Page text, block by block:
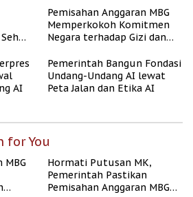
Pemisahan Anggaran MBG
Memperkokoh Komitmen
Negara terhadap Gizi dan
AI
Pemerintah Bangun Fondasi
Undang-Undang AI lewat
Peta Jalan dan Etika AI
for You
MBG
Hormati Putusan MK,
Pemerintah Pastikan
Pemisahan Anggaran MBG